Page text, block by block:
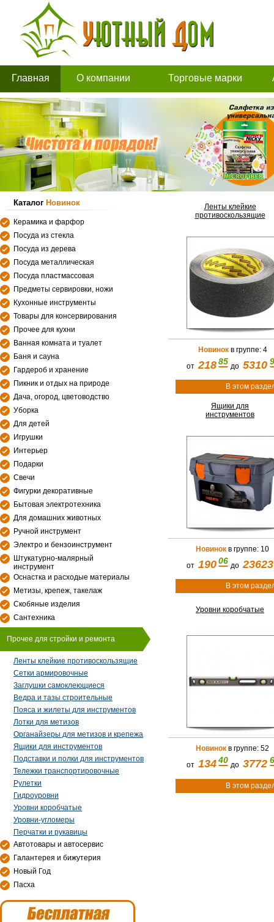
Главная О компании Торговые марки
Каталог Новинок
Керамика и фарфор
Посуда из стекла
Посуда из дерева
Посуда металлическая
Посуда пластмассовая
Предметы сервировки, ножи
Кухонные инструменты
Товары для консервирования
Прочее для кухни
Ванная комната и туалет
Баня и сауна
Гардероб и хранение
Пикник и отдых на природе
Дача, огород, цветоводство
Уборка
Для детей
Игрушки
Интерьер
Подарки
Свечи
Фигурки декоративные
Бытовая электротехника
Для домашних животных
Ручной инструмент
Электро и бензоинструмент
Штукатурно-малярный
инструмент
Оснастка и расходые материалы
Метизы, крепеж, такелаж
Скобяные изделия
Сантехника
Прочее для стройки и ремонта
Ленты клейкие противоскользящие
Сетки армировочные
Заглушки самоклеющиеся
Ведра и тазы строительные
Пояса и жилеты для инструментов
Лотки для метизов
Органайзеры для метизов и крепежа
Ящики для инструментов
Подставки и полки для инструментов
Тележки транспортировочные
Рулетки
Гидроуровни
Уровни коробчатые
Уровни-угломеры
Перчатки и рукавицы
Автотовары и автосервис
Галантерея и бижутерия
Новый Год
Пасха
Ленты клейкие
противоскользящие
Новинокв группе: 4
от 218 85до5310
В этом
Ящики для
инструментов
Новинок в группе: 10
от 190 06до23623
В этом
Уровни коробчатые
Новинок в группе: 52
от 134 40до3772
В этом